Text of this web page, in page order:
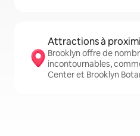
Attractions à
Brooklyn offre de
incontournables,
Center et Brooklyn